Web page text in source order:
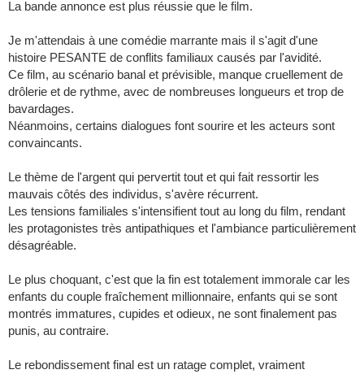
La bande annonce est plus réussie que le film.
Je m'attendais à une comédie marrante mais il s'agit d'une
histoire PESANTE de conflits familiaux causés par l'avidité.
Ce film, au scénario banal et prévisible, manque cruellement de
drôlerie et de rythme, avec de nombreuses longueurs et trop de
bavardages.
Néanmoins, certains dialogues font sourire et les acteurs sont
convaincants.
Le thème de l'argent qui pervertit tout et qui fait ressortir les
mauvais côtés des individus, s'avère récurrent.
Les tensions familiales s'intensifient tout au long du film, rendant
les protagonistes très antipathiques et l'ambiance particulièrement
désagréable.
Le plus choquant, c'est que la fin est totalement immorale car les
enfants du couple fraîchement millionnaire, enfants qui se sont
montrés immatures, cupides et odieux, ne sont finalement pas
punis, au contraire.
Le rebondissement final est un ratage complet, vraiment